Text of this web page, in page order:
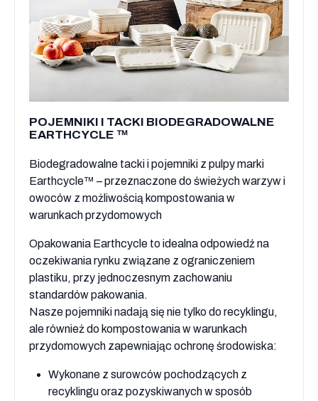
POJEMNIKI I TACKI BIODEGRADOWALNE
EARTHCYCLE ™
Biodegradowalne tacki i pojemniki z pulpy marki
Earthcycle™ – przeznaczone do świeżych warzyw i
owoców z możliwością kompostowania w
warunkach przydomowych
Opakowania Earthcycle to idealna odpowiedź na
oczekiwania rynku związane z ograniczeniem
plastiku, przy jednoczesnym zachowaniu
standardów pakowania.
Nasze pojemniki nadają się nie tylko do recyklingu,
ale również do kompostowania w warunkach
przydomowych zapewniając ochronę środowiska:
Wykonane z surowców pochodzących z
recyklingu oraz pozyskiwanych w sposób